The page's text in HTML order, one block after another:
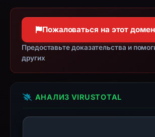
15,
2026.
Infrastructure
details
have
changed
since
collection.
Пожаловаться на этот домен
Предоставьте доказательства и
других
АНАЛИЗ VIRUSTOTAL